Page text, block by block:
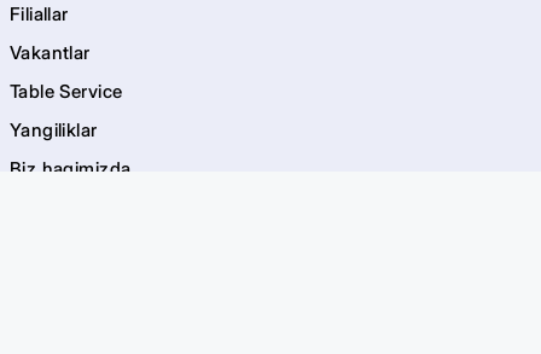
Filiallar
Vakantlar
Table Service
Yangiliklar
Biz haqimizda